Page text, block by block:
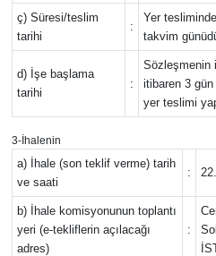
ç) Süresi/teslim
tarihi
:
Yer
takvim
d) İşe başlama
tarihi
:
Sözleşmenin
itibaren 3
yer teslimi
3-İhalenin
a) İhale (son teklif verme) tarih
ve saati
:
b) İhale komisyonunun toplantı
yeri (e-tekliflerin açılacağı
adres)
:
Spor
Televizyon